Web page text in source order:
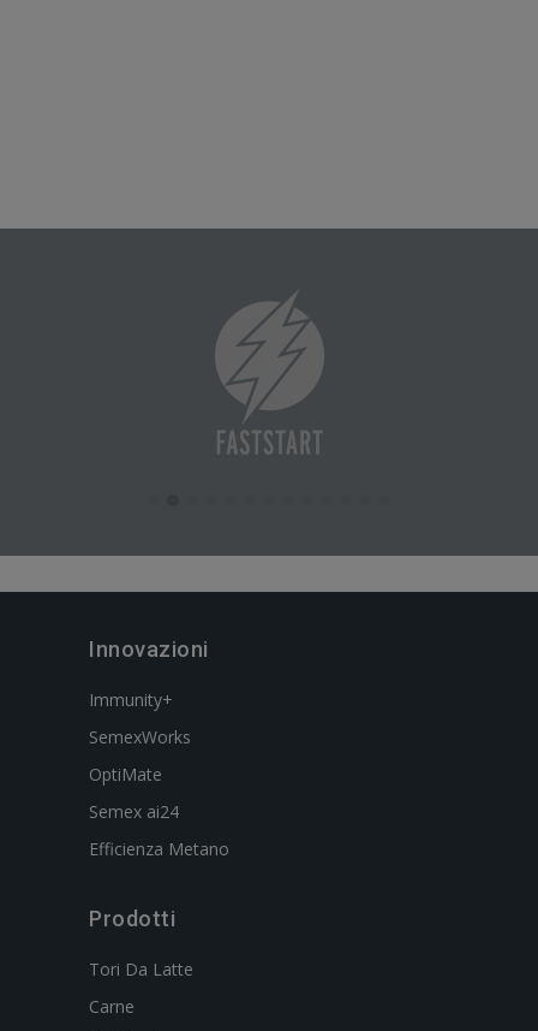
Innovazioni
Immunity+
SemexWorks
OptiMate
Semex ai24
Efficienza Metano
Prodotti
Tori Da Latte
Carne